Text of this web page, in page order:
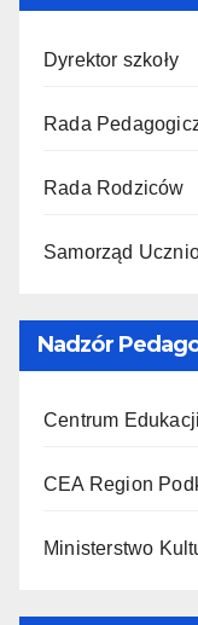
Dyrektor szkoły
Rada
Rada Rodziców
Samorząd
Nadzór
Centrum
CEA Region
Ministerstwo